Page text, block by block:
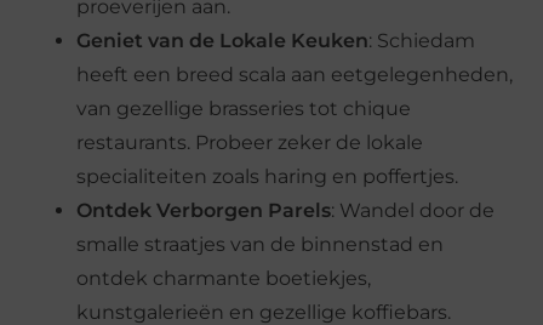
proeverijen aan.
Geniet van de Lokale Keuken: Schiedam
heeft een breed scala aan eetgelegenheden,
van gezellige brasseries tot chique
restaurants. Probeer zeker de lokale
specialiteiten zoals haring en poffertjes.
Ontdek Verborgen Parels: Wandel door de
smalle straatjes van de binnenstad en
ontdek charmante boetiekjes,
kunstgalerieën en gezellige koffiebars.